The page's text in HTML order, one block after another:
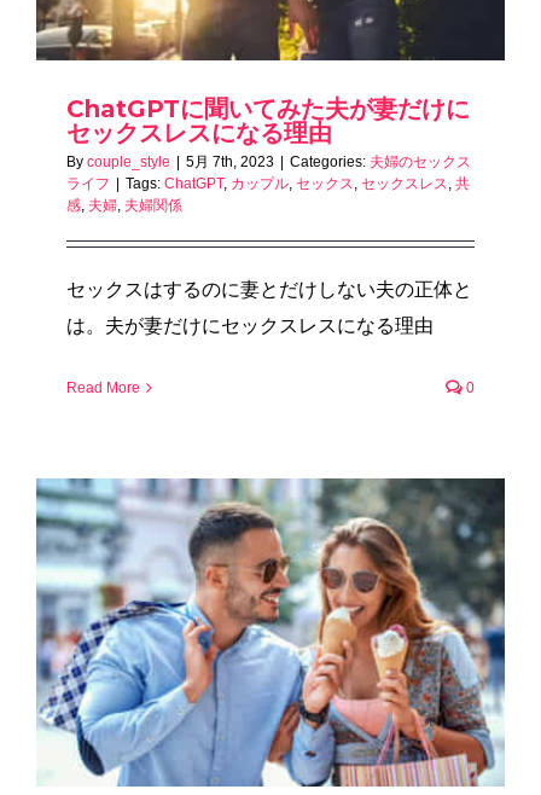
ChatGPTに聞いてみた夫が妻だけに
セックスレスになる理由
By couple_style | 5月 7th, 2023 | Categories: 夫婦のセックス
ライフ | Tags: ChatGPT, カップル セックス セックスレス 共
感 夫婦 夫婦関係
セックスはするのに妻とだけしない夫の正体と
は。夫が妻だけにセックスレスになる理由
Read More 0